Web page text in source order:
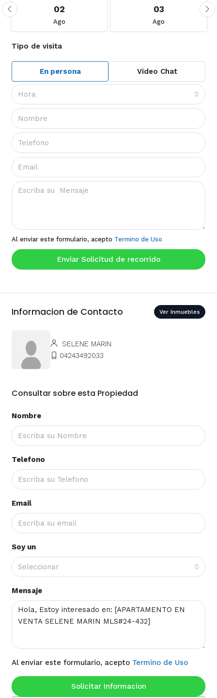
02
Ago
03
Ago
Tipo de visita
En persona Video Chat
Hora
Al enviar este formulario, acepto Termino de Uso
Enviar Solicitud de recorrido
Informacion de Contacto Ver Inmuebles
SELENE MARIN
04243492033
Consultar sobre esta Propiedad
Nombre
Telefono
Email
Soy un
Seleccionar
Mensaje
Al enviar este formulario, acepto Termino de Uso
Solicitar Informacion